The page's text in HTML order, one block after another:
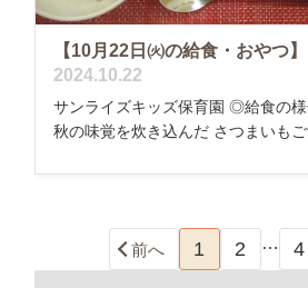
【10月22日㈫の給食・おやつ】
2024.10.22
サンライズキッズ保育園 ◎給食の様
秋の味覚を炊き込んだ さつまいも
前へ 1 2 … 4